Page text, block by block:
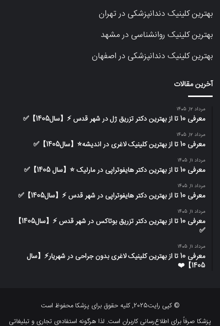
بهترین کلینیک دندانپزشکی در تهران
بهترین کلینیک روانشناسی در مشهد
بهترین کلینیک دندانپزشکی در اصفهان
آخرین مقالات
مرداد 12, 1405
معرفی 10 تا از بهترین دکتر تزریق ژل در شهر قدس ⚡️【سال1405】✅
مرداد 12, 1405
معرفی 10 تا از بهترین کلینیک لاغری در اندیشه⭐【سال1405】✅
مرداد 11, 1405
معرفی 10 تا از بهترین دکتر هایفوتراپی در مارلیک ⭐【سال 1405】✅
مرداد 11, 1405
معرفی 10 تا از بهترین دکتر هایفوتراپی در شهر قدس ⚡️【سال1405】✅
مرداد 11, 1405
معرفی 10 تا از بهترین دکتر تزریق بوتاکس در شهر قدس ⚡️【سال1405】
✅
مرداد 11, 1405
معرفی 10 تا از بهترین کلینیک لاغری بدون جراحی در شهریار⚡【سال
1405】❤️
© کپی رایت2025, کلیه حقوق برای پزشکا محفوظ است
پزشکا صرفاً برای اطلاع‌رسانی کاربران است. لذا هرگونه استفاده‌ی تجاری و تبلیغاتی